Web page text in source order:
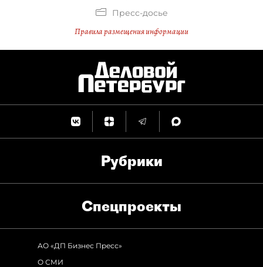
Пресс-досье
Правила размещения информации
Рубрики
Спец­проекты
АО «ДП Бизнес Пресс»
О СМИ